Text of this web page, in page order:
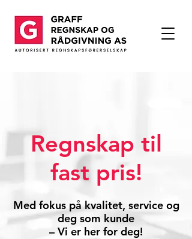
Regnskap til
fast pris!
Med fokus på kvalitet, service og
deg som kunde
– Vi er her for deg!